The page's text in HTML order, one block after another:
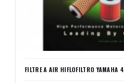
FILTRE A AIR HIFLOFILTRO